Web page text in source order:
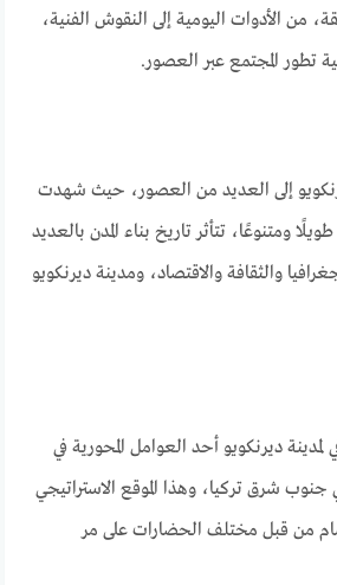
من الأدوات اليومية إلى النقوش الفنية،
تطور المجتمع عبر العصور.
إلى العديد من العصور، حيث شهدت
طويلًا ومتنوعًا، تتأثر تاريخ بناء المدن بالعديد
والثقافة والاقتصاد، ومدينة ديرنكويو
لمدينة ديرنكويو أحد العوامل المحورية في
جنوب شرق تركيا، وهذا الموقع الاستراتيجي
من قبل مختلف الحضارات على مر